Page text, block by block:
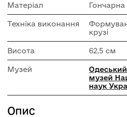
Матеріал Гончарна
Техніка виконання
крузі
Висота 62.5 см
Музей
музей
наук
Опис